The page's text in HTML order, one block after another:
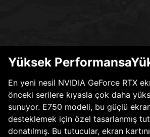
Yüksek
En yeni nesil NVIDIA GeForce RTX
önceki serilere kıyasla çok daha
sunuyor. E750 modeli, bu güçlü
desteklemek için özel tasarlanmış
donatılmış. Bu tutucular, ekran